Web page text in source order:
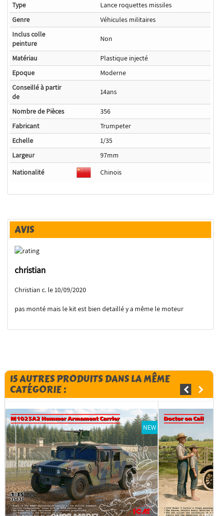
Type
Lance roquettes missiles
Genre
Véhicules militaires
Inclus colle
peinture
Non
Matériau
Plastique injecté
Epoque
Moderne
Conseillé à partir
de
14ans
Nombre de Pièces
356
Fabricant
Trumpeter
Echelle
1/35
Largeur
97mm
Nationalité
Chinois
AVIS
christian
Christian c. le 10/09/2020
pas monté mais le kit est bien detaillé y a même le moteur
15 AUTRES PRODUITS DANS LA MÊME
CATÉGORIE :
NEW